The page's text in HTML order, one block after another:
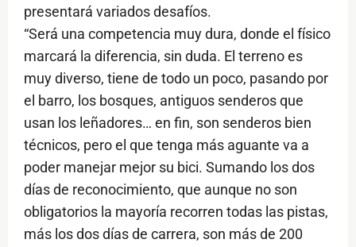
presentará variados desafíos.
“Será una competencia muy dura, donde el físico
marcará la diferencia, sin duda. El terreno es
muy diverso, tiene de todo un poco, pasando por
el barro, los bosques, antiguos senderos que
usan los leñadores… en fin, son senderos bien
técnicos, pero el que tenga más aguante va a
poder manejar mejor su bici. Sumando los dos
días de reconocimiento, que aunque no son
obligatorios la mayoría recorren todas las pistas,
más los dos días de carrera, son más de 200